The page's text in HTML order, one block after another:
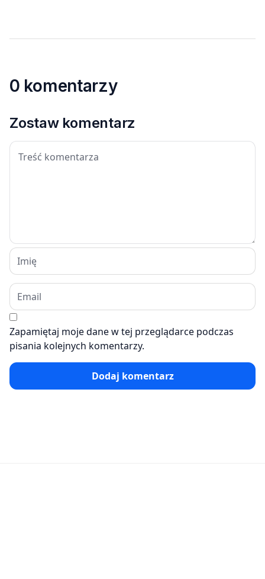
0 komentarzy
Zostaw komentarz
Zapamiętaj moje dane w tej przeglądarce podczas
pisania kolejnych komentarzy.
Dodaj komentarz